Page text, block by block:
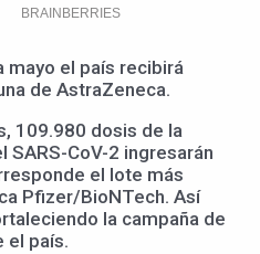
mayo el país recibirá
de AstraZeneca.
109.980 dosis de la
SARS-CoV-2 ingresarán
el lote más
Pfizer/BioNTech. Así
la campaña de
el país.